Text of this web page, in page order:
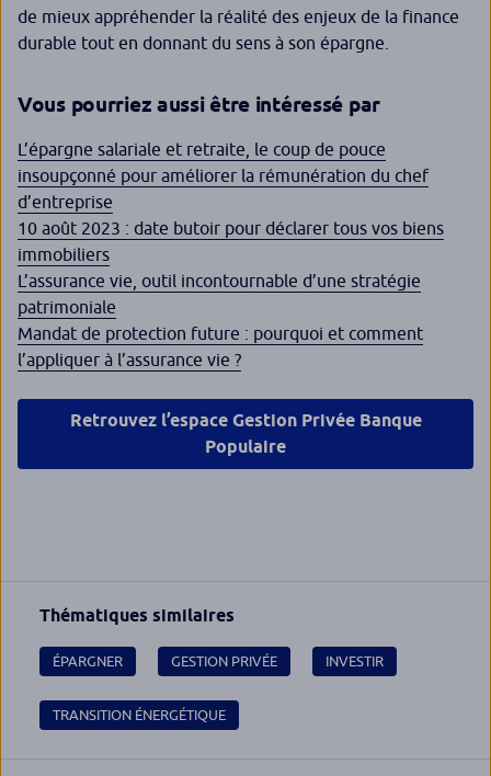
de mieux appréhender la réalité des enjeux de la finance
durable tout en donnant du sens à son épargne.
Vous pourriez aussi être intéressé par
L’épargne salariale et retraite, le coup de pouce
insoupçonné pour améliorer la rémunération du chef
d’entreprise
10 août 2023 : date butoir pour déclarer tous vos biens
immobiliers
L’assurance vie, outil incontournable d’une stratégie
patrimoniale
Mandat de protection future : pourquoi et comment
l’appliquer à l’assurance vie ?
Retrouvez l’espace Gestion Privée Banque
Populaire
Thématiques similaires
ÉPARGNER GESTION PRIVÉE INVESTIR
TRANSITION ÉNERGÉTIQUE